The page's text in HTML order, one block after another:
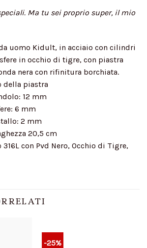
Ma tu sei proprio super, il mio
uomo Kidult, in acciaio con cilindri
in occhio di tigre, con piastra
nera con rifinitura borchiata.
della piastra
12 mm
6 mm
2 mm
20,5 cm
316L con Pvd Nero, Occhio di Tigre,
-25%